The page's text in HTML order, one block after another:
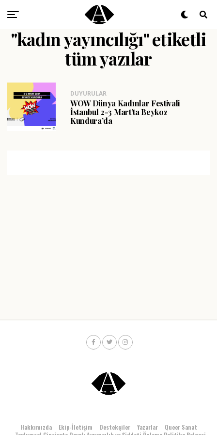
"kadın yayıncılığı" etiketli
tüm yazılar
DUYURULAR
WOW Dünya Kadınlar Festivali
İstanbul 2-3 Mart’ta Beykoz
Kundura’da
Hakkımızda Ekip-İletişim Destekçiler Yazarlar
Queer Sanat